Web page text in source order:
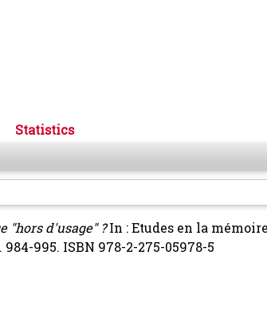
Statistics
"hors d'usage" ?In : Etudes en la
995. ISBN 978-2-275-05978-5